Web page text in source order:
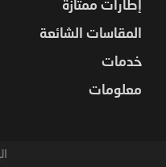
إطارات ممتازة
المقاسات الشائعة
خدمات
معلومات